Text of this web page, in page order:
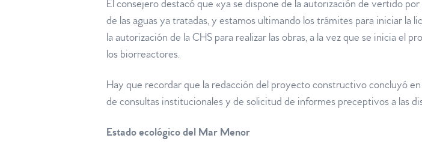
El consejero destacó que «ya se dispone de la autorización de vertido
de las aguas ya tratadas, y estamos ultimando los trámites para iniciar la
la autorización de la CHS para realizar las obras, a la vez que se inicia el
los biorreactores.
Hay que recordar que la redacción del proyecto constructivo concluyó
de consultas institucionales y de solicitud de informes preceptivos a las
Estado ecológico del Mar Menor